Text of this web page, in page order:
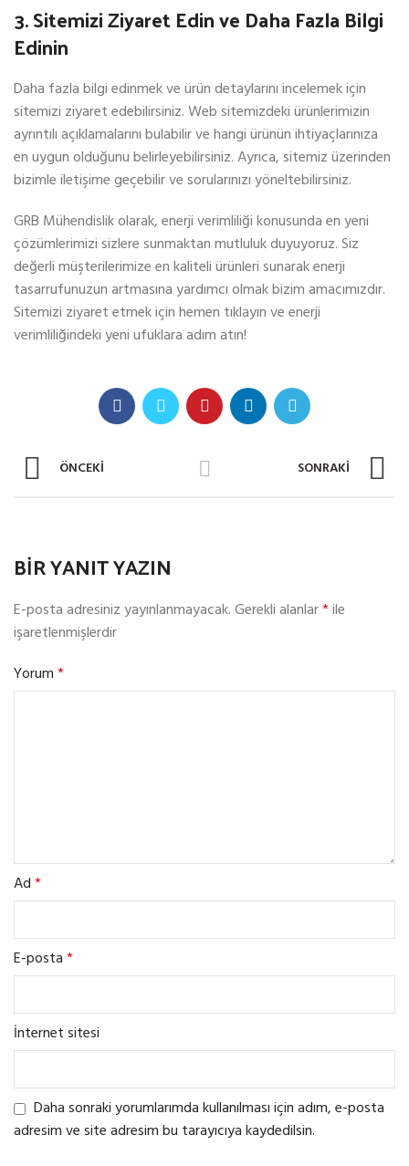
3. Sitemizi Ziyaret Edin ve Daha Fazla Bilgi
Edinin
Daha fazla bilgi edinmek ve ürün detaylarını incelemek için
sitemizi ziyaret edebilirsiniz. Web sitemizdeki ürünlerimizin
ayrıntılı açıklamalarını bulabilir ve hangi ürünün ihtiyaçlarınıza
en uygun olduğunu belirleyebilirsiniz. Ayrıca, sitemiz üzerinden
bizimle iletişime geçebilir ve sorularınızı yöneltebilirsiniz.
GRB Mühendislik olarak, enerji verimliliği konusunda en yeni
çözümlerimizi sizlere sunmaktan mutluluk duyuyoruz. Siz
değerli müşterilerimize en kaliteli ürünleri sunarak enerji
tasarrufunuzun artmasına yardımcı olmak bizim amacımızdır.
Sitemizi ziyaret etmek için hemen tıklayın ve enerji
verimliliğindeki yeni ufuklara adım atın!
ÖNCEKI SONRAKİ
BIR YANIT YAZIN
E-posta adresiniz yayınlanmayacak.Gerekli alanlar*ile
işaretlenmişlerdir
Yorum*
Ad*
E-posta*
İnternet sitesi
Daha sonraki yorumlarımda kullanılması için adım, e-posta
adresim ve site adresim bu tarayıcıya kaydedilsin.